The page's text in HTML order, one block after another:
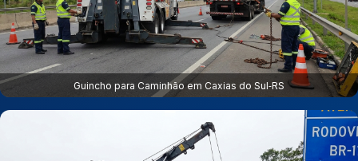
Guincho para Caminhão em Caxias do Sul‑RS